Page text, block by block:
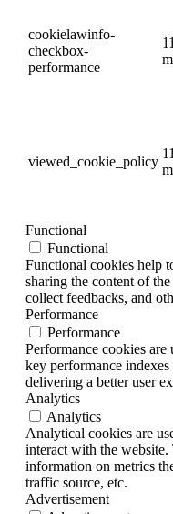
cookielawinfo-
checkbox-
performance
11
viewed_cookie_policy
11
Functional
Functional
Functional cookies help
sharing the content of
collect feedbacks, and
Performance
Performance
Performance cookies are
key performance
delivering a better user
Analytics
Analytics
Analytical cookies are
interact with the
information on metrics
traffic source, etc.
Advertisement